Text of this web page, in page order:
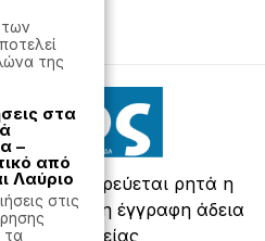
Απαγορεύεται ρητά η
έγγραφη άδεια
εταιρείας
της
στα
–
από
Λαύριο
στις
τα